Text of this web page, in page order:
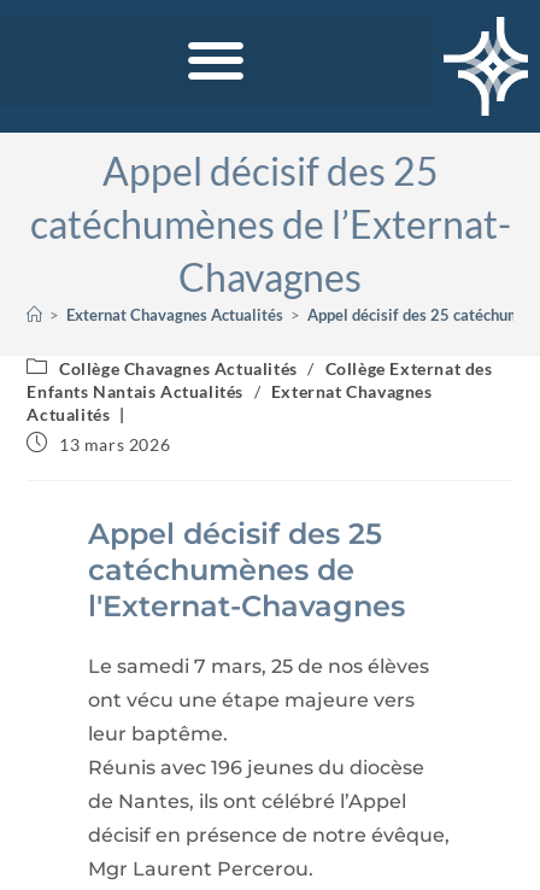
Appel décisif des 25
catéchumènes de l’Externat-
Chavagnes
> Externat Chavagnes Actualités > Appel décisif des 25
Collège Chavagnes Actualités / Collège Externat des
Enfants Nantais Actualités / Externat Chavagnes
Actualités
13 mars 2026
Appel décisif des 25
catéchumènes de
l'Externat-Chavagnes
Le samedi 7 mars, 25 de nos élèves
ont vécu une étape majeure vers
leur baptême.
Réunis avec 196 jeunes du diocèse
de Nantes, ils ont célébré l’Appel
décisif en présence de notre évêque,
Mgr Laurent Percerou.